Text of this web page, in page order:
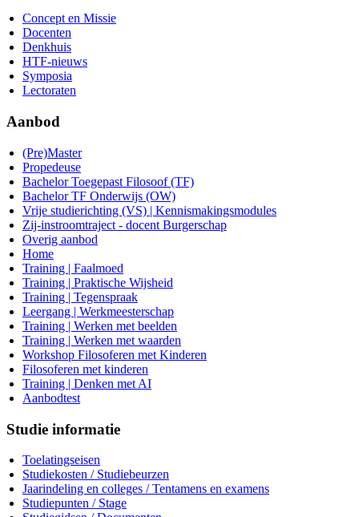
Concept en Missie
Docenten
Denkhuis
HTF-nieuws
Symposia
Lectoraten
Aanbod
(Pre)Master
Propedeuse
Bachelor Toegepast Filosoof (TF)
Bachelor TF Onderwijs (OW)
Vrije studierichting (VS) | Kennismakingsmodules
Zij-instroomtraject - docent Burgerschap
Overig aanbod
Home
Training | Faalmoed
Training | Praktische Wijsheid
Training | Tegenspraak
Leergang | Werkmeesterschap
Training | Werken met beelden
Training | Werken met waarden
Workshop Filosoferen met Kinderen
Filosoferen met kinderen
Training | Denken met AI
Aanbodtest
Studie informatie
Toelatingseisen
Studiekosten / Studiebeurzen
Jaarindeling en colleges / Tentamens en examens
Studiepunten / Stage